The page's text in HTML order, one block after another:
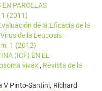
PARCELAS
1 (2011)
de la Eficacia de la
de la Leucosis
1 (2012)
(ICF) EN EL
vivax , Revista de la
V Pinto-Santini, Richard